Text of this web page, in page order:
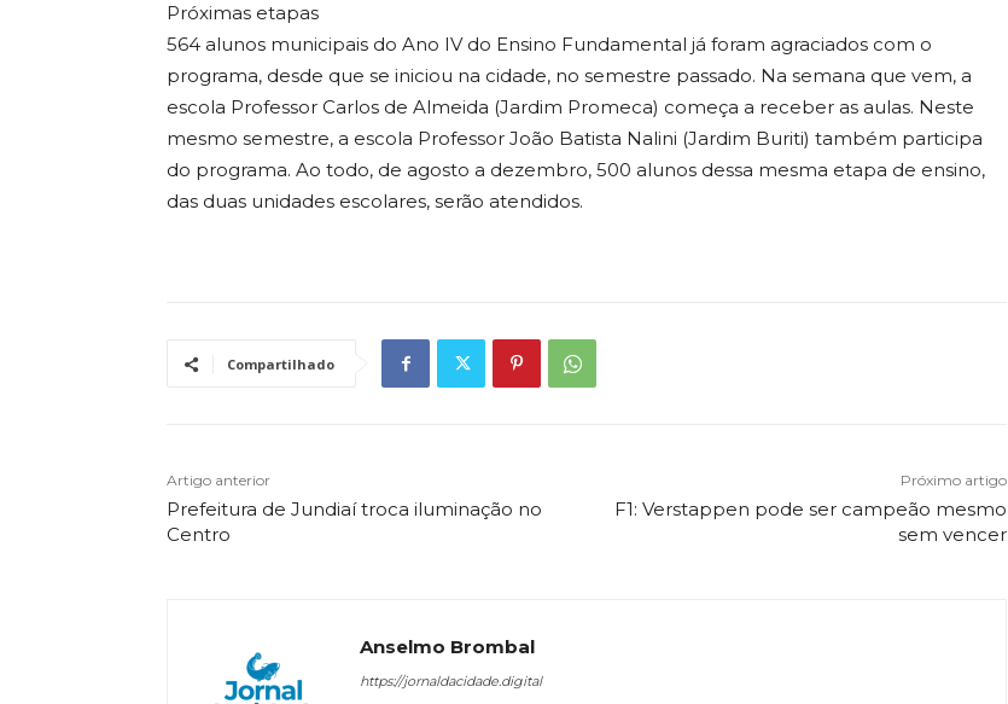
Próximas etapas
564 alunos municipais do Ano IV do Ensino Fundamental já foram agraciados com o
programa, desde que se iniciou na cidade, no semestre passado. Na semana que vem, a
escola Professor Carlos de Almeida (Jardim Promeca) começa a receber as aulas. Neste
mesmo semestre, a escola Professor João Batista Nalini (Jardim Buriti) também participa
do programa. Ao todo, de agosto a dezembro, 500 alunos dessa mesma etapa de ensino,
das duas unidades escolares, serão atendidos.
Compartilhado
Artigo anterior
Prefeitura de Jundiaí troca iluminação no
Centro
Próximo artigo
F1: Verstappen pode ser campeão mesmo
sem vencer
Anselmo Brombal
https://jornaldacidade.digital